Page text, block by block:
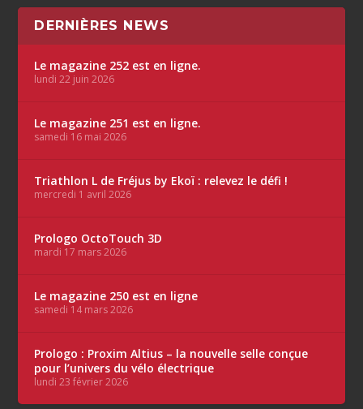
DERNIÈRES NEWS
Le magazine 252 est en ligne.
lundi 22 juin 2026
Le magazine 251 est en ligne.
samedi 16 mai 2026
Triathlon L de Fréjus by Ekoï : relevez le défi !
mercredi 1 avril 2026
Prologo OctoTouch 3D
mardi 17 mars 2026
Le magazine 250 est en ligne
samedi 14 mars 2026
Prologo : Proxim Altius – la nouvelle selle conçue
pour l’univers du vélo électrique
lundi 23 février 2026